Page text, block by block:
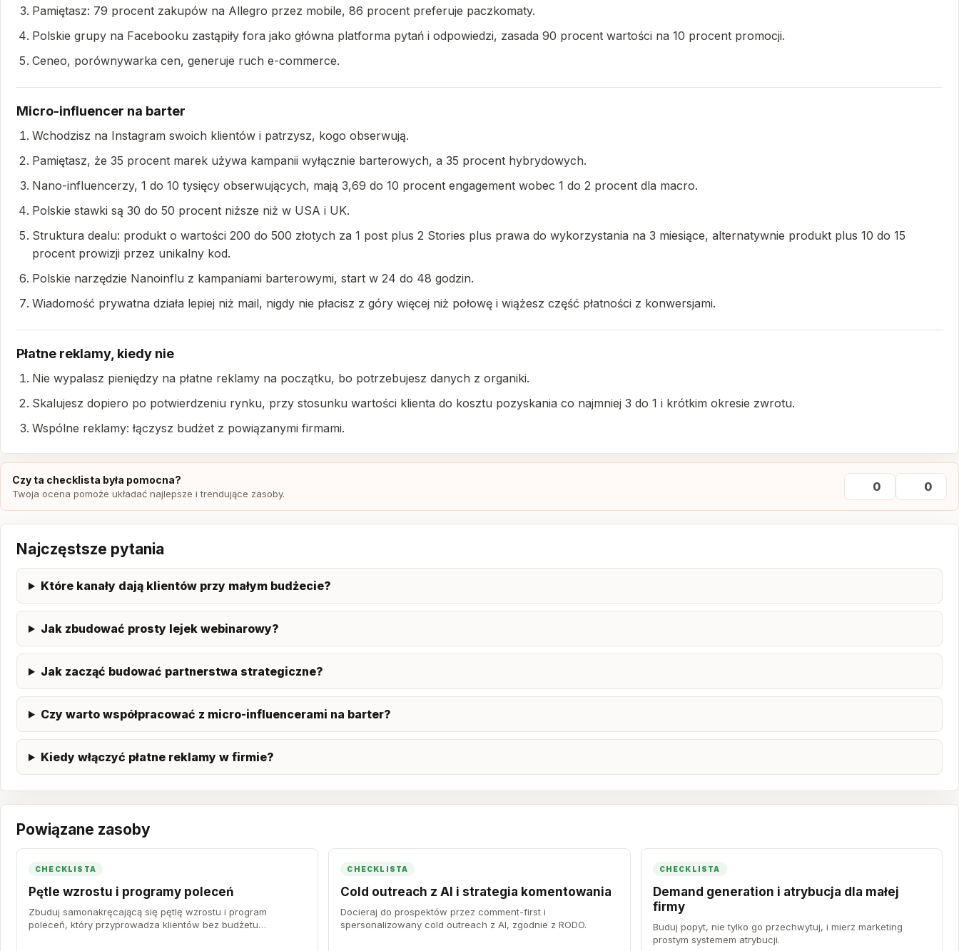
Pamiętasz: 79 procent zakupów na Allegro przez mobile, 86 procent preferuje paczkomaty.
Polskie grupy na Facebooku zastąpiły fora jako główna platforma pytań i odpowiedzi, zasada 90 procent wartości na 10 procent promocji.
Ceneo, porównywarka cen, generuje ruch e-commerce.
Micro-influencer na barter
Wchodzisz na Instagram swoich klientów i patrzysz, kogo obserwują.
Pamiętasz, że 35 procent marek używa kampanii wyłącznie barterowych, a 35 procent hybrydowych.
Nano-influencerzy, 1 do 10 tysięcy obserwujących, mają 3,69 do 10 procent engagement wobec 1 do 2 procent dla macro.
Polskie stawki są 30 do 50 procent niższe niż w USA i UK.
Struktura dealu: produkt o wartości 200 do 500 złotych za 1 post plus 2 Stories plus prawa do wykorzystania na 3 miesiące, alternatywnie produkt plus 10 do 15
procent prowizji przez unikalny kod.
Polskie narzędzie Nanoinflu z kampaniami barterowymi, start w 24 do 48 godzin.
Wiadomość prywatna działa lepiej niż mail, nigdy nie płacisz z góry więcej niż połowę i wiążesz część płatności z konwersjami.
Płatne reklamy, kiedy nie
Nie wypalasz pieniędzy na płatne reklamy na początku, bo potrzebujesz danych z organiki.
Skalujesz dopiero po potwierdzeniu rynku, przy stosunku wartości klienta do kosztu pozyskania co najmniej 3 do 1 i krótkim okresie zwrotu.
Wspólne reklamy: łączysz budżet z powiązanymi firmami.
Czy ta checklista była pomocna?
Twoja ocena pomoże układać najlepsze i trendujące zasoby. 0 0
Najczęstsze pytania
Które kanały dają klientów przy małym budżecie?
Jak zbudować prosty lejek webinarowy?
Jak zacząć budować partnerstwa strategiczne?
Czy warto współpracować z micro-influencerami na barter?
Kiedy włączyć płatne reklamy w firmie?
Powiązane zasoby
CHECKLISTA
Pętle wzrostu i programy poleceń
Zbuduj samonakręcającą się pętlę wzrostu i program
poleceń, który przyprowadza klientów bez budżetu
CHECKLISTA
Cold outreach z AI i strategia komentowania
Docieraj do prospektów przez comment-first i
spersonalizowany cold outreach z AI, zgodnie z RODO.
CHECKLISTA
Demand generation i atrybucja dla małej
firmy
Buduj popyt, nie tylko go przechwytuj, i mierz marketing
prostym systemem atrybucji.